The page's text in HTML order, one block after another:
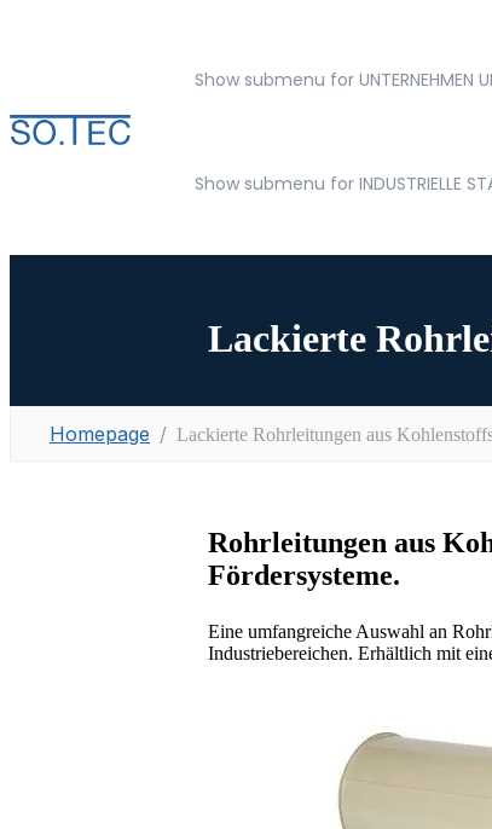
Show submenu for UNTERNEHMEN
Show submenu for INDUSTRIELLE
Lackierte
Homepage Lackierte Rohrleitungen aus
Rohrleitungen aus
Fördersysteme.
Eine umfangreiche Auswahl an
Industriebereichen. Erhältlich mit